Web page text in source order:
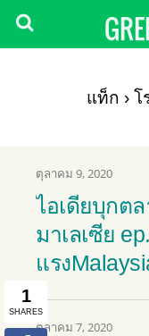
แท็ก › โ
ตุลาคม 9, 2020
ไอเดียบุกต
มาเลเซีย
แรง
ตุลาคม 7, 2020